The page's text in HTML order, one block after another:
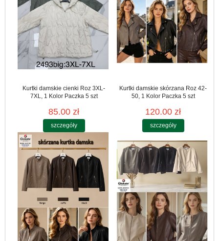
Kurtki damskie cienki Roz 3XL-
7XL, 1 Kolor Paczka 5 szt
85.00 zł
szczegóły
Kurtki damskie skórzana Roz 42-
50, 1 Kolor Paczka 5 szt
120.00 zł
szczegóły